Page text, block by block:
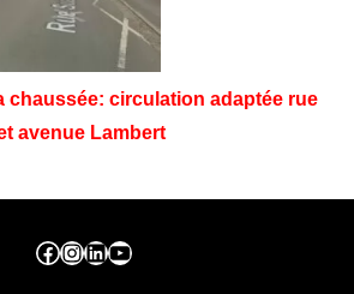
chaussée: circulation adaptée rue
avenue Lambert
Facebook ville de seraing Instragram ville de seraing linkedin – ville de seraing YouTube